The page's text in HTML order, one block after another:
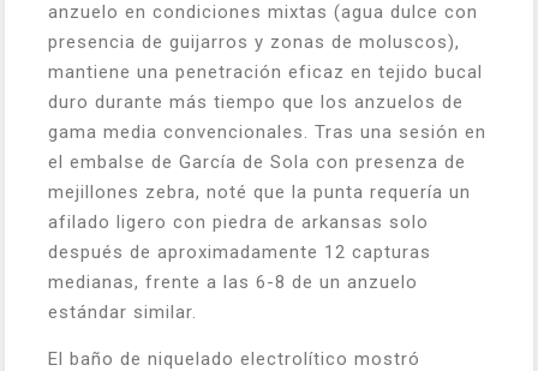
anzuelo en condiciones mixtas (agua dulce con
presencia de guijarros y zonas de moluscos),
mantiene una penetración eficaz en tejido bucal
duro durante más tiempo que los anzuelos de
gama media convencionales. Tras una sesión en
el embalse de García de Sola con presenza de
mejillones zebra, noté que la punta requería un
afilado ligero con piedra de arkansas solo
después de aproximadamente 12 capturas
medianas, frente a las 6-8 de un anzuelo
estándar similar.
El baño de niquelado electrolítico mostró